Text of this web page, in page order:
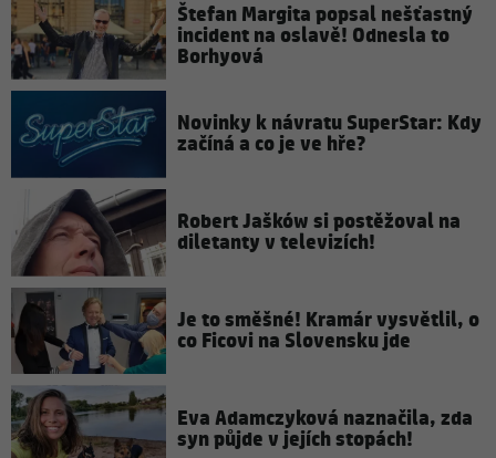
Štefan Margita popsal nešťastný
incident na oslavě! Odnesla to
Borhyová
Novinky k návratu SuperStar: Kdy
začíná a co je ve hře?
Robert Jašków si postěžoval na
diletanty v televizích!
Je to směšné! Kramár vysvětlil, o
co Ficovi na Slovensku jde
Eva Adamczyková naznačila, zda
syn půjde v jejích stopách!